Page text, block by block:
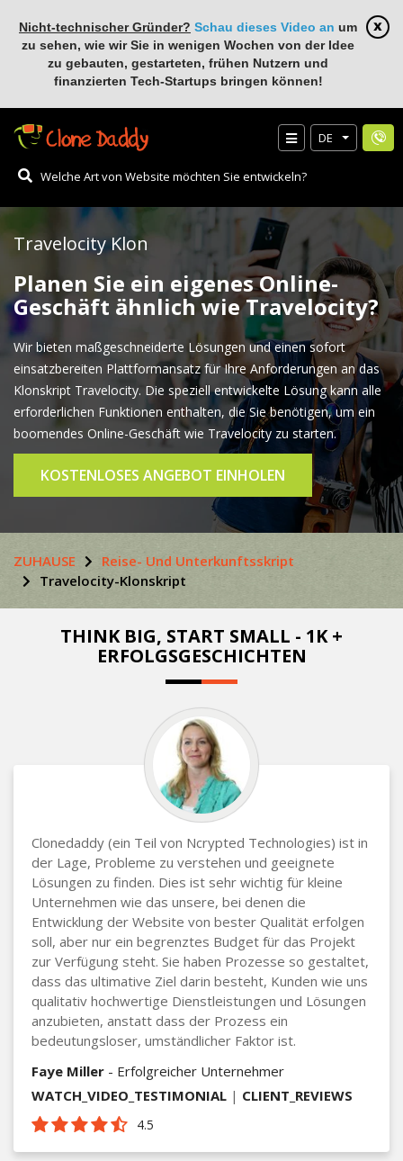
Nicht-technischer Gründer? Schau dieses Video an um
zu sehen, wie wir Sie in wenigen Wochen von der Idee
zu gebauten, gestarteten, frühen Nutzern und
finanzierten Tech-Startups bringen können!
DE
Travelocity Klon
Planen Sie ein eigenes Online-
Geschäft ähnlich wie Travelocity?
Wir bieten maßgeschneiderte Lösungen und einen sofort
einsatzbereiten Plattformansatz für Ihre Anforderungen an das
Klonskript Travelocity. Die speziell entwickelte Lösung kann alle
erforderlichen Funktionen enthalten, die Sie benötigen, um ein
boomendes Online-Geschäft wie Travelocity zu starten.
KOSTENLOSES ANGEBOT EINHOLEN
ZUHAUSE
Reise- Und Unterkunftsskript
Travelocity-Klonskript
THINK BIG, START SMALL - 1K +
ERFOLGSGESCHICHTEN
Clonedaddy (ein Teil von Ncrypted Technologies) ist in
der Lage, Probleme zu verstehen und geeignete
Lösungen zu finden. Dies ist sehr wichtig für kleine
Unternehmen wie das unsere, bei denen die
Entwicklung der Website von bester Qualität erfolgen
soll, aber nur ein begrenztes Budget für das Projekt
zur Verfügung steht. Sie haben Prozesse so gestaltet,
dass das ultimative Ziel darin besteht, Kunden wie uns
qualitativ hochwertige Dienstleistungen und Lösungen
anzubieten, anstatt dass der Prozess ein
bedeutungsloser, umständlicher Faktor ist.
Faye Miller - Erfolgreicher Unternehmer
WATCH_VIDEO_TESTIMONIAL | CLIENT_REVIEWS
4.5